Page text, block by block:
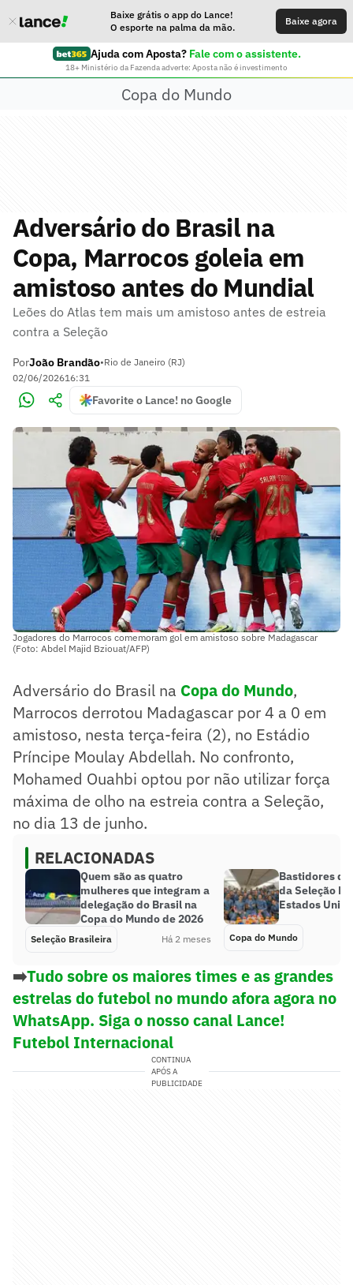
Baixe grátis o app do Lance!
O esporte na palma da mão.
Baixe agora
Ajuda com Aposta? Fale com o assistente.
18+ Ministério da Fazenda adverte: Aposta não é investimento
Copa do Mundo
Adversário do Brasil na
Copa, Marrocos goleia em
amistoso antes do Mundial
Leões do Atlas tem mais um amistoso antes de estreia
contra a Seleção
PorJoão Brandão•Rio de Janeiro (RJ)
02/06/202616:31
Favorite o Lance! no Google
Jogadores do Marrocos comemoram gol em amistoso sobre Madagascar
(Foto: Abdel Majid Bziouat/AFP)
Adversário do Brasil na Copa do Mundo,
Marrocos derrotou Madagascar por 4 a 0 em
amistoso, nesta terça-feira (2), no Estádio
Príncipe Moulay Abdellah. No confronto,
Mohamed Ouahbi optou por não utilizar força
máxima de olho na estreia contra a Seleção,
no dia 13 de junho.
RELACIONADAS
Quem são as quatro
mulheres que integram a
delegação do Brasil na
Copa do Mundo de 2026
Seleção Brasileira Há 2 meses
Bastidores
da Seleção
Estados
Copa do Mundo
➡️Tudo sobre os maiores times e as grandes
estrelas do futebol no mundo afora agora no
WhatsApp. Siga o nosso canal Lance!
Futebol Internacional
CONTINUA
APÓS A
PUBLICIDADE